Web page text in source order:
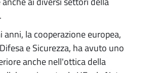
anni, la cooperazione europea,
e Sicurezza, ha avuto uno
anche nell'ottica della